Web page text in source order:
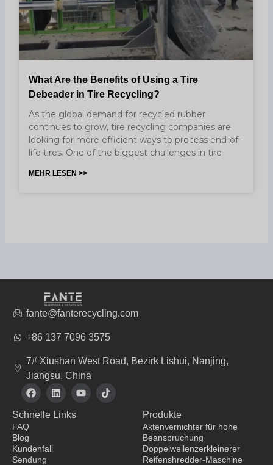
What Are the Benefits of Using a Tire
Debeader in Tire Recycling?
As the global demand for recycled rubber
continues to grow, tire recycling companies are
looking for more efficient ways to process end-of-
life tires. One of the biggest challenges in tire
MEHR LESEN >>
fante@fanterecycling.com
+86 137 7096 3575
7# Xiushan West Road, Bezirk Lishui, Nanjing,
Jiangsu, China
F
a
e
o
k
L
i
k
Y
o
T
i
Schnelle Links
FAQ
Blog
Kundenfall
Sendung
Produkte
Aktenvernichter für hohe
Beanspruchung
Doppelwellenzerkleinerer
Reifenshredder-Maschine